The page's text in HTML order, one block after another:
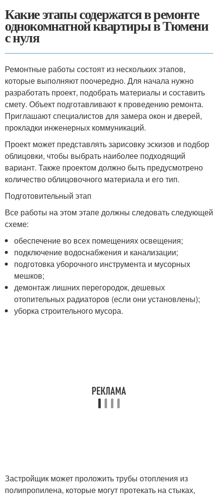
Какие этапы содержатся в ремонте
однокомнатной квартиры в Тюмени
с нуля
Ремонтные работы состоят из нескольких этапов,
которые выполняют поочередно. Для начала нужно
разработать проект, подобрать материалы и составить
смету. Объект подготавливают к проведению ремонта.
Приглашают специалистов для замера окон и дверей,
прокладки инженерных коммуникаций.
Проект может представлять зарисовку эскизов и подбор
облицовки, чтобы выбрать наиболее подходящий
вариант. Также проектом должно быть предусмотрено
количество облицовочного материала и его тип.
Подготовительный этап
Все работы на этом этапе должны следовать следующей
схеме:
обеспечение во всех помещениях освещения;
подключение водоснабжения и канализации;
подготовка уборочного инструмента и мусорных
мешков;
демонтаж лишних перегородок, дешевых
отопительных радиаторов (если они установлены);
уборка строительного мусора.
Застройщик может проложить трубы отопления из
полипропилена, которые могут протекать на стыках,